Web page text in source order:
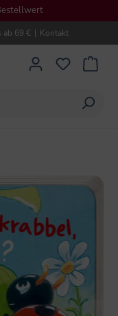
ab 69 € | Kontakt